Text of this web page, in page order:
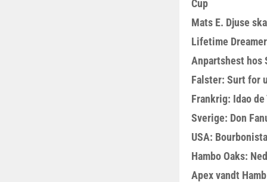
Cup
Mats E. Djuse
Lifetime
Anpartshest hos
Falster: Surt for
Frankrig: Idao
Sverige: Don
USA:
Hambo Oaks:
Apex vandt